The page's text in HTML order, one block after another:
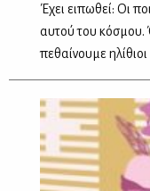
Έχει ειπωθεί: Οι
αυτού του κόσμου.
πεθαίνουμε ηλίθιοι